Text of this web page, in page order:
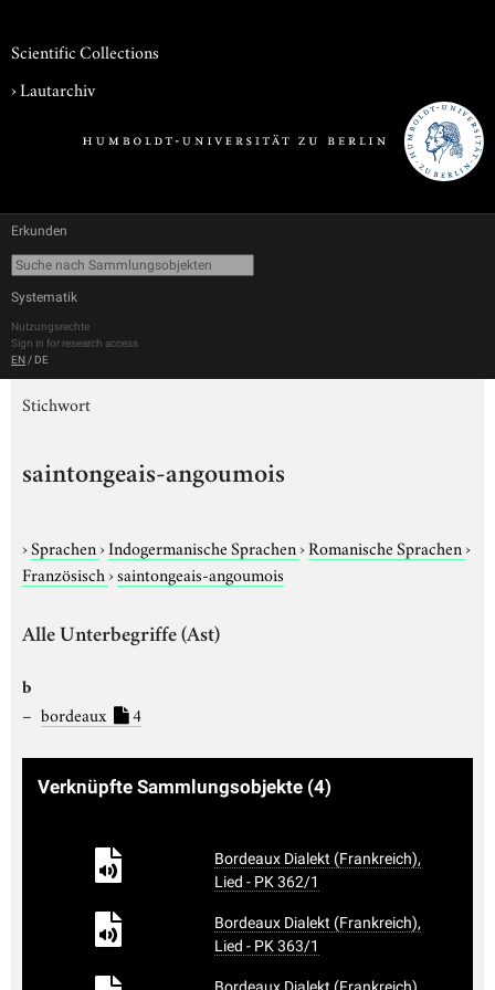
Scientific Collections
›Lautarchiv
Erkunden
Systematik
Nutzungsrechte
Sign in for research access
EN / DE
Stichwort
saintongeais-angoumois
›Sprachen›Indogermanische Sprachen›Romanische Sprachen›
Französisch›saintongeais-angoumois
Alle Unterbegriffe (Ast)
b
bordeaux 4
Verknüpfte Sammlungsobjekte (4)
Bordeaux Dialekt (Frankreich),
Lied - PK 362/1
Bordeaux Dialekt (Frankreich),
Lied - PK 363/1
Bordeaux Dialekt (Frankreich),